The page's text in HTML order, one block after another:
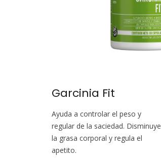
Garcinia Fit
Ayuda a controlar el peso y
regular de la saciedad. Disminuye
la grasa corporal y regula el
apetito.